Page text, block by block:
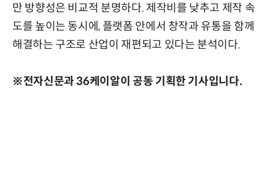
만 방향성은 비교적 분명하다. 제작비를 낮추고 제작 속
도를 높이는 동시에, 플랫폼 안에서 창작과 유통을 함께
해결하는 구조로 산업이 재편되고 있다는 분석이다.
※전자신문과 36케이알이 공동 기획한 기사입니다.